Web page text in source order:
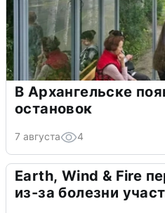
В Архангельске
остановок
7 августа 4
Earth, Wind & Fire
из-за болезни